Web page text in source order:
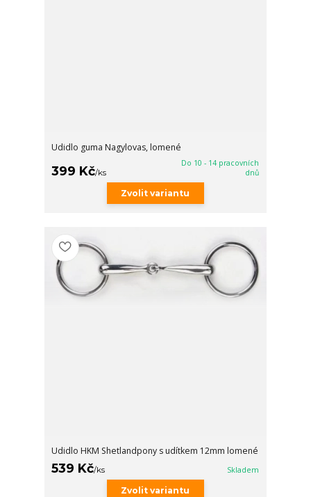
Udidlo guma Nagylovas, lomené
399 Kč/ks
Do 10 - 14 pracovních
dnů
Zvolit variantu
Udidlo HKM Shetlandpony s udítkem 12mm lomené
539 Kč/ks Skladem
Zvolit variantu